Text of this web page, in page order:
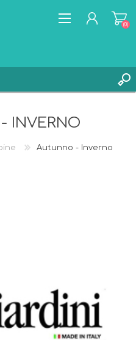
(0)
INVERNO
Autunno - Inverno